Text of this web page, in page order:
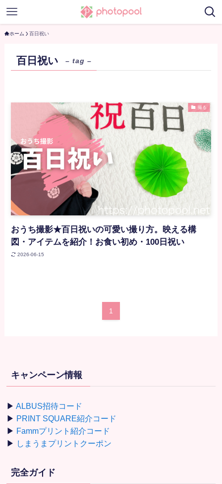
ホーム 百日祝い
百日祝い – tag –
撮る
おうち撮影★百日祝いの可愛い撮り方。映える構
図・アイテムを紹介！お食い初め・100日祝い
2026-06-15
1
キャンペーン情報
▶ALBUS招待コード
▶ PRINT SQUARE紹介コード
▶ Fammプリント紹介コード
▶ しまうまプリントクーポン
完全ガイド